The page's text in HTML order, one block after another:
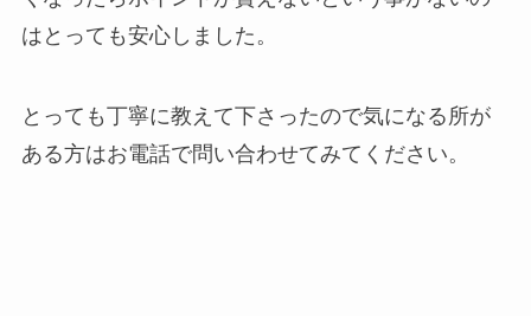
はとっても安心しました。
とっても丁寧に教えて下さったので気になる所が
ある方はお電話で問い合わせてみてください。